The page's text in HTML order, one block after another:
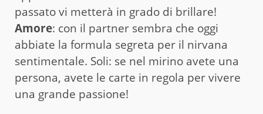
passato vi metterà in grado di brillare!
Amore: con il partner sembra che oggi
abbiate la formula segreta per il nirvana
sentimentale. Soli: se nel mirino avete una
persona, avete le carte in regola per vivere
una grande passione!